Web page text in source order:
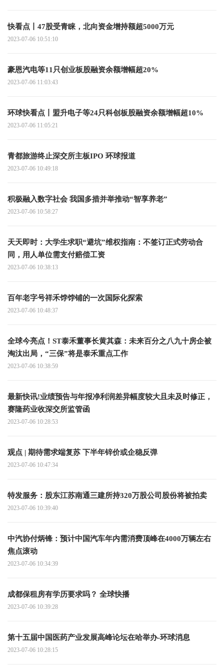
快看点丨47股受青睐，北向资金增持额超5000万元
2023-07-06 10:51:10
豪恩汽电等11只创业板股融资余额增幅超20%
2023-07-06 11:03:43
环球快看点丨盟升电子等24只科创板股融资余额增幅超10%
2023-07-06 11:05:21
青都旅游终止深交所主板IPO 环球报道
2023-07-06 10:49:18
积极融入数字社会 我国多措并举推动“智享养老”
2023-07-06 10:58:27
天天即时：大学生求职“避坑”维权指南：不签订正式劳动合
同，用人单位需支付赔偿工资
2023-07-06 10:38:13
百年老字号祥禾饽饽铺的一次国际化探索
2023-07-06 10:48:37
全球今亮点！ST泰禾董事长黄其森：未来百分之八九十房企被
淘汰出局，“三保”将是泰禾重点工作
2023-07-06 10:38:59
最新快讯!业绩预告与年报净利润差异幅度较大且未及时修正，
赛隆药业收深交所监管函
2023-07-06 10:28:53
观点 | 期待需求端复苏 下半年锌价或企稳反弹
2023-07-06 10:47:34
特发服务：股东江苏南通三建所持320万股公司股份将被拍卖
2023-07-06 10:39:40
中汽协付炳锋：预计中国汽车年内需消费顶峰在4000万辆左右
焦点滚动
2023-07-06 10:34:39
成都保租房有学历要求吗？ 全球快播
2023-07-06 10:39:28
第十五届中国医药产业发展高峰论坛在哈举办-环球消息
2023-07-06 10:28:15